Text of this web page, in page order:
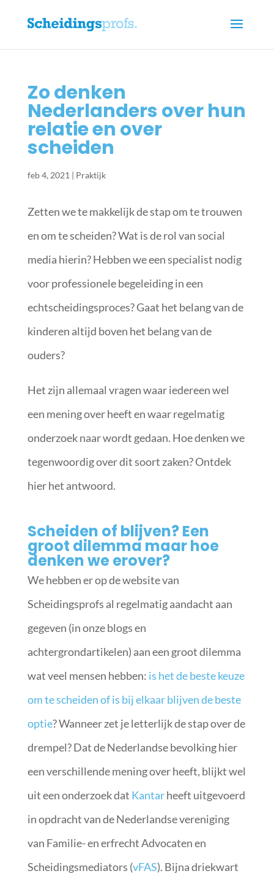
Zo denken
Nederlanders over hun
relatie en over
scheiden
feb 4, 2021 | Praktijk
Zetten we te makkelijk de stap om te trouwen
en om te scheiden? Wat is de rol van social
media hierin? Hebben we een specialist nodig
voor professionele begeleiding in een
echtscheidingsproces? Gaat het belang van de
kinderen altijd boven het belang van de
ouders?
Het zijn allemaal vragen waar iedereen wel
een mening over heeft en waar regelmatig
onderzoek naar wordt gedaan. Hoe denken we
tegenwoordig over dit soort zaken? Ontdek
hier het antwoord.
Scheiden of blijven? Een
groot dilemma maar hoe
denken we erover?
We hebben er op de website van
Scheidingsprofs al regelmatig aandacht aan
gegeven (in onze blogs en
achtergrondartikelen) aan een groot dilemma
wat veel mensen hebben: is het de beste keuze
om te scheiden of is bij elkaar blijven de beste
optie? Wanneer zet je letterlijk de stap over de
drempel? Dat de Nederlandse bevolking hier
een verschillende mening over heeft, blijkt wel
uit een onderzoek dat Kantarheeft uitgevoerd
in opdracht van de Nederlandse vereniging
van Familie- en erfrecht Advocaten en
Scheidingsmediators (vFAS). Bijna driekwart